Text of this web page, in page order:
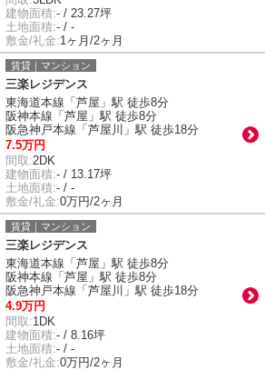
建物面積:- / 23.27坪
土地面積:- / -
敷金/礼金:1ヶ月/2ヶ月
賃貸｜マンション
三楽レジデンス
東海道本線「芦屋」駅 徒歩8分
阪神本線「芦屋」駅 徒歩8分
阪急神戸本線「芦屋川」駅 徒歩18分
7.5万円
間取:2DK
建物面積:- / 13.17坪
土地面積:- / -
敷金/礼金:0万円/2ヶ月
賃貸｜マンション
三楽レジデンス
東海道本線「芦屋」駅 徒歩8分
阪神本線「芦屋」駅 徒歩8分
阪急神戸本線「芦屋川」駅 徒歩18分
4.9万円
間取:1DK
建物面積:- / 8.16坪
土地面積:- / -
敷金/礼金:0万円/2ヶ月